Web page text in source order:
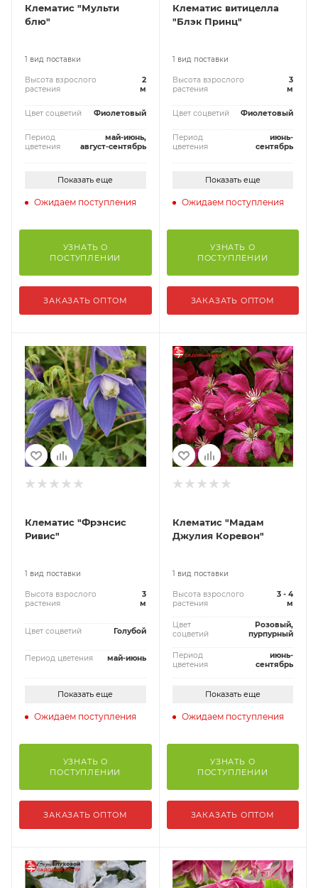
Клематис "Мульти
блю"
1 вид поставки
Высота взрослого
растения
2
м
Цвет соцветий Фиолетовый
Период
цветения
май-июнь,
август-сентябрь
Показать еще
Ожидаем поступления
УЗНАТЬ О
ПОСТУПЛЕНИИ
ЗАКАЗАТЬ ОПТОМ
Клематис витицелла
"Блэк Принц"
1 вид поставки
Высота взрослого
растения
3
м
Цвет соцветий Фиолетовый
Период
цветения
июнь-
сентябрь
Показать еще
Ожидаем поступления
УЗНАТЬ О
ПОСТУПЛЕНИИ
ЗАКАЗАТЬ ОПТОМ
Клематис "Фрэнсис
Ривис"
1 вид поставки
Высота взрослого
растения
3
м
Цвет соцветий Голубой
Период цветения май-июнь
Показать еще
Ожидаем поступления
УЗНАТЬ О
ПОСТУПЛЕНИИ
ЗАКАЗАТЬ ОПТОМ
Клематис "Мадам
Джулия Коревон"
1 вид поставки
Высота взрослого
растения
3 - 4
м
Цвет
соцветий
Розовый,
пурпурный
Период
цветения
июнь-
сентябрь
Показать еще
Ожидаем поступления
УЗНАТЬ О
ПОСТУПЛЕНИИ
ЗАКАЗАТЬ ОПТОМ